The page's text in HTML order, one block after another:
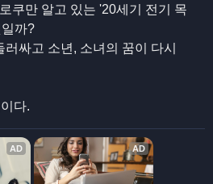
쿠만 알고 있는 '20세기 전기 목
까?
싸고 소년, 소녀의 꿈이 다시
다.